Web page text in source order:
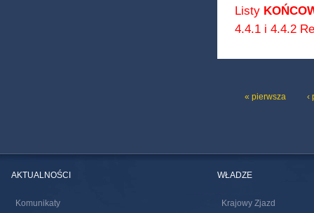
Listy
4.4.1 i 4.4.2
STRONY
« pierwsza ‹
AKTUALNOŚCI
Komunikaty
WŁADZE
Krajowy Zjazd